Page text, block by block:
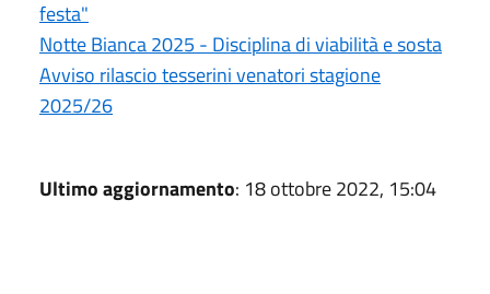
festa"
Notte Bianca 2025 - Disciplina di viabilità e sosta
Avviso rilascio tesserini venatori stagione
2025/26
Ultimo aggiornamento: 18 ottobre 2022, 15:04